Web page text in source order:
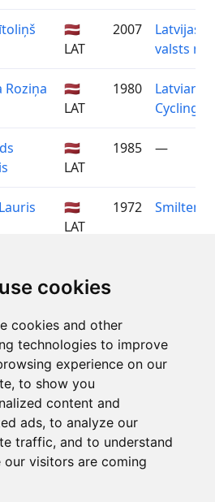
cookies
cookies and other
technologies to improve
experience on our
to show you
content and
ads, to analyze our
traffic, and to understand
our visitors are coming
🇱🇻
LAT
2007
Latvijas
valsts
Roziņa
🇱🇻
LAT
1980
Latvian
Cycling
🇱🇻
LAT
1985 —
🇱🇻
LAT
1972 Smiltene
LAT
🇱🇻
LAT
1954
Zeme
🇱🇻
LAT
Lapa 1 no 1